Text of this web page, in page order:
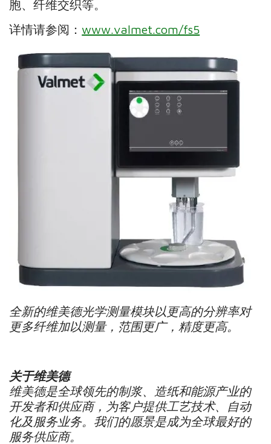
胞、纤维交织等。
详情请参阅：www.valmet.com/fs5
全新的维美德光学测量模块以更高的分辨率对
更多纤维加以测量，范围更广，精度更高。
关于维美德
维美德是全球领先的制浆、造纸和能源产业的
开发者和供应商，为客户提供工艺技术、自动
化及服务业务。我们的愿景是成为全球最好的
服务供应商。